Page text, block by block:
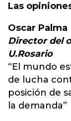
Las
Oscar Palma
Director del
U.Rosario
“El mundo
de lucha
posición de
la demanda”